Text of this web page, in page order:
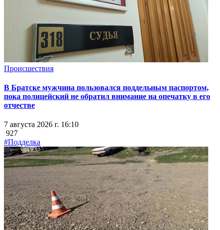
Происшествия
В Братске мужчина пользовался поддельным паспортом,
пока полицейский не обратил внимание на опечатку в его
отчестве
7 августа 2026 г. 16:10
927
#Подделка